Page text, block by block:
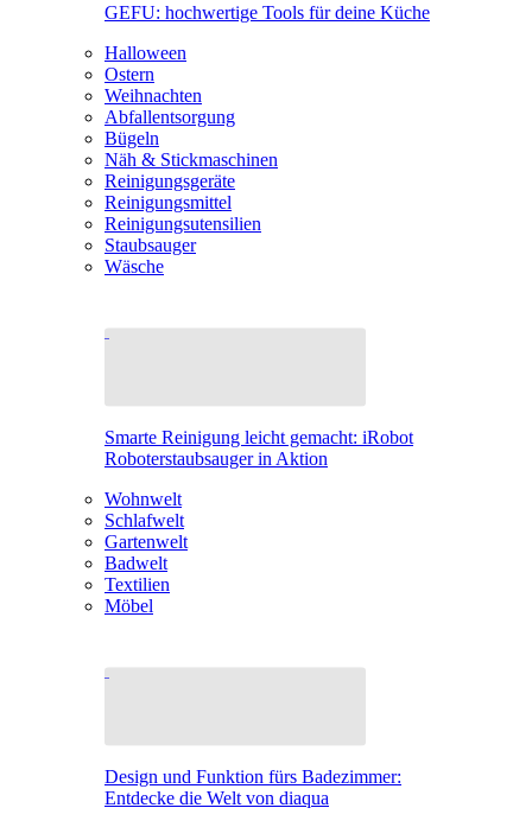
GEFU: hochwertige Tools für deine Küche
Halloween
Ostern
Weihnachten
Abfallentsorgung
Bügeln
Näh & Stickmaschinen
Reinigungsgeräte
Reinigungsmittel
Reinigungsutensilien
Staubsauger
Wäsche
Smarte Reinigung leicht gemacht: iRobot
Roboterstaubsauger in Aktion
Wohnwelt
Schlafwelt
Gartenwelt
Badwelt
Textilien
Möbel
Design und Funktion fürs Badezimmer:
Entdecke die Welt von diaqua